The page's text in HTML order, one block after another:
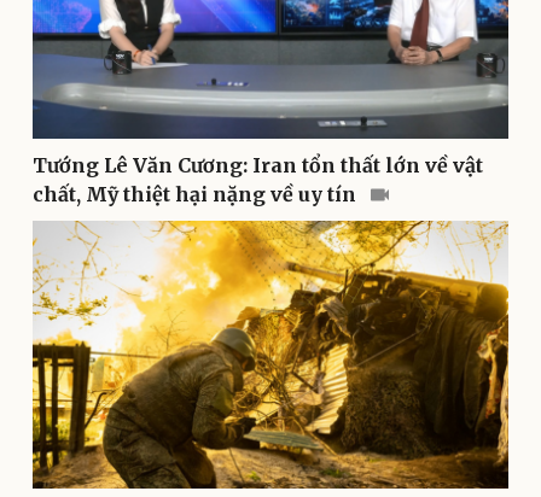
Thể thao
Bóng đá
Lịch thi đấu bóng đá
Thế giới thể thao
eSports
Hậu trường
Ô tô - Xe máy
Ô tô
Xe máy
Tư vấn
Tướng Lê Văn Cương: Iran tổn thất lớn về vật
chất, Mỹ thiệt hại nặng về uy tín